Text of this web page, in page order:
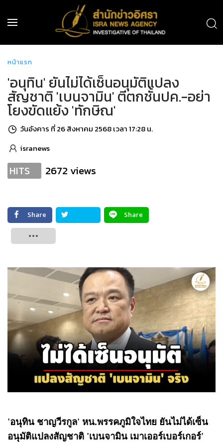
หน้าแรก
'อนุทิน' ยันไม่ได้เซ็นอนุมัติแปลง
สัญชาติ 'เบนจามิน' ตีตกชั้นปค.-อย่า
โยงขัดแย้ง 'ทักษิณ'
วันอังคาร ที่ 26 สิงหาคม 2568 เวลา 17:28 น.
isranews
HITS 2672 views
Share
Share
'อนุทิน ชาญวีรกูล' หน.พรรคภูมิใจไทย ยันไม่ได้เซ็น
อนุมัติแปลงสัญชาติ 'เบนจามิน เมาเออร์เบอร์เกอร์'